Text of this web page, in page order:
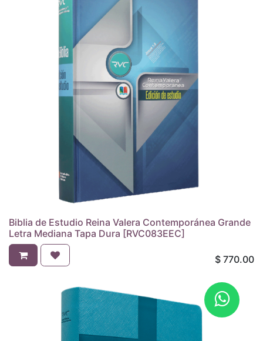
Biblia de Estudio Reina Valera Contemporánea Grande
Letra Mediana Tapa Dura [RVC083EEC]
$ 770.00